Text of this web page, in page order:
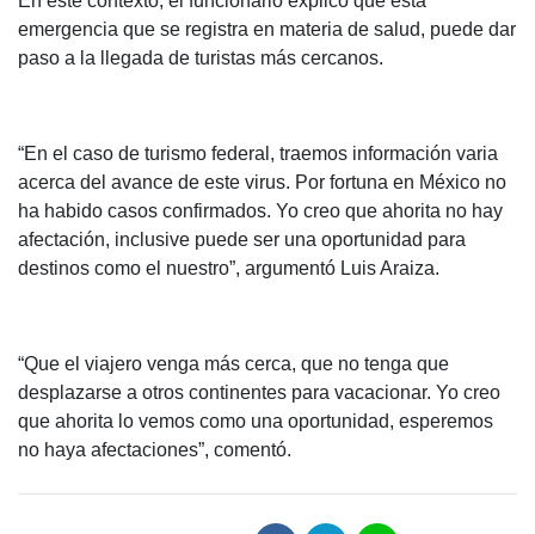
emergencia que se registra en materia de salud, puede dar
paso a la llegada de turistas más cercanos.
“En el caso de turismo federal, traemos información varia
acerca del avance de este virus. Por fortuna en México no
ha habido casos confirmados. Yo creo que ahorita no hay
afectación, inclusive puede ser una oportunidad para
destinos como el nuestro”, argumentó Luis Araiza.
“Que el viajero venga más cerca, que no tenga que
desplazarse a otros continentes para vacacionar. Yo creo
que ahorita lo vemos como una oportunidad, esperemos
no haya afectaciones”, comentó.